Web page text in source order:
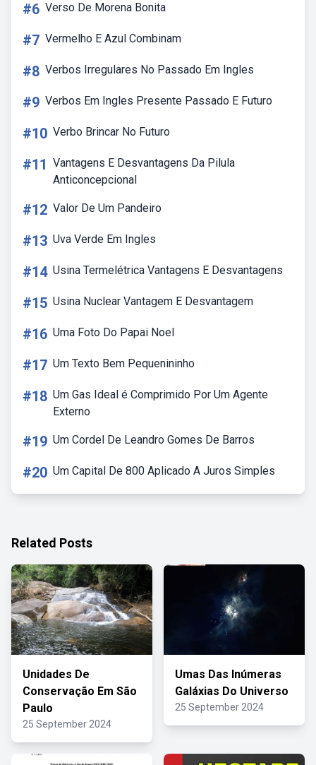
#6 Verso De Morena Bonita
#7 Vermelho E Azul Combinam
#8 Verbos Irregulares No Passado Em Ingles
#9 Verbos Em Ingles Presente Passado E Futuro
#10 Verbo Brincar No Futuro
#11 Vantagens E Desvantagens Da Pilula
Anticoncepcional
#12 Valor De Um Pandeiro
#13 Uva Verde Em Ingles
#14 Usina Termelétrica Vantagens E Desvantagens
#15 Usina Nuclear Vantagem E Desvantagem
#16 Uma Foto Do Papai Noel
#17 Um Texto Bem Pequenininho
#18 Um Gas Ideal é Comprimido Por Um Agente
Externo
#19 Um Cordel De Leandro Gomes De Barros
#20 Um Capital De 800 Aplicado A Juros Simples
Related Posts
Unidades De
Conservação Em São
Paulo
25 September 2024
Umas Das Inúmeras
Galáxias Do Universo
25 September 2024